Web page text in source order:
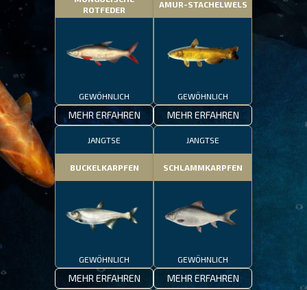
ROTFEDER
GEWÖHNLICH
MEHR ERFAHREN
AMUR-STACHELWELS
GEWÖHNLICH
MEHR ERFAHREN
JANGTSE
BUCKELKARPFEN
GEWÖHNLICH
MEHR ERFAHREN
JANGTSE
SCHLAMMKARPFEN
GEWÖHNLICH
MEHR ERFAHREN